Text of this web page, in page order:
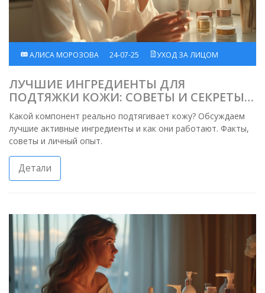
АЛИСА МОРОЗОВА 24-07-25 УХОД ЗА ЛИЦОМ
ЛУЧШИЕ ИНГРЕДИЕНТЫ ДЛЯ
ПОДТЯЖКИ КОЖИ: СОВЕТЫ И СЕКРЕТЫ
КРАСОТЫ
Какой компонент реально подтягивает кожу? Обсуждаем
лучшие активные ингредиенты и как они работают. Факты,
советы и личный опыт.
Детали